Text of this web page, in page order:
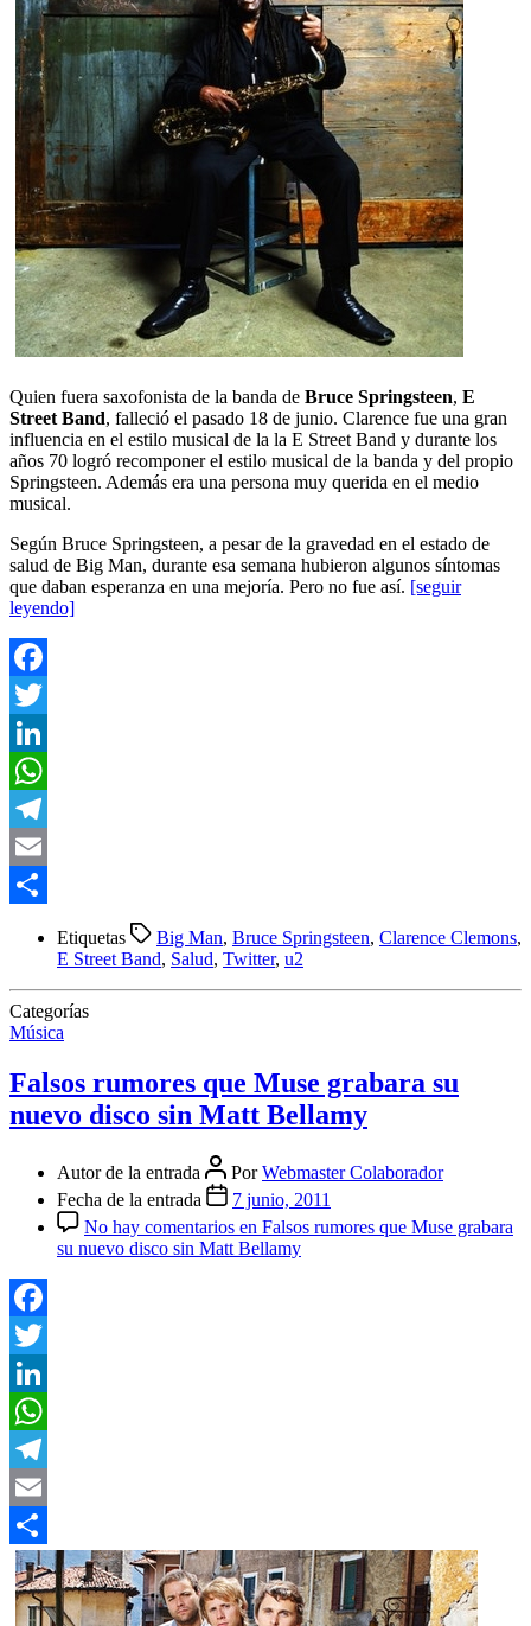
Quien fuera saxofonista de la banda de Bruce Springsteen, E
Street Band, falleció el pasado 18 de junio. Clarence fue una gran
influencia en el estilo musical de la la E Street Band y durante los
años 70 logró recomponer el estilo musical de la banda y del propio
Springsteen. Además era una persona muy querida en el medio
musical.
Según Bruce Springsteen, a pesar de la gravedad en el estado de
salud de Big Man, durante esa semana hubieron algunos síntomas
que daban esperanza en una mejoría. Pero no fue así. [seguir
leyendo]
Facebook
Twitter
LinkedIn
WhatsApp
Telegram
Email
Etiquetas Big Man, Bruce Springsteen, Clarence Clemons,
E Street Band, Salud, Twitter, u2
Categorías
Música
Falsos rumores que Muse grabara su
nuevo disco sin Matt Bellamy
Autor de la entrada PorWebmaster Colaborador
Fecha de la entrada
7 junio, 2011
No hay comentarios en Falsos rumores que Muse grabara
su nuevo disco sin Matt Bellamy
Facebook
Twitter
LinkedIn
WhatsApp
Telegram
Email
Compartir